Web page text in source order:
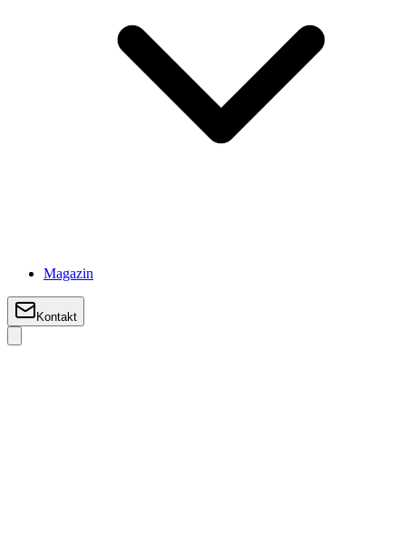
Magazin
Kontakt